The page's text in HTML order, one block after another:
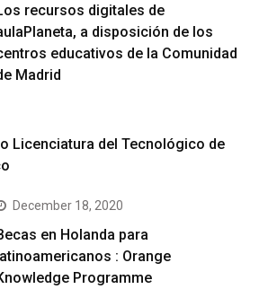
recursos digitales de
a disposición de los
educativos de la Comunidad
Madrid
Licenciatura del Tecnológico de
December 18, 2020
en Holanda para
: Orange
Programme